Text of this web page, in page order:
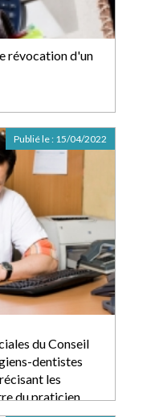
révocation d'un
du Conseil
dentistes
les
du praticien
Publié le : 15/04/2022